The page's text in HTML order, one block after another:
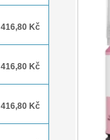
416,80 Kč
416,80 Kč
416,80 Kč